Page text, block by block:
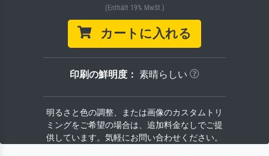
(Enthält 19% MwSt.)
カートに入れる
印刷の鮮明度： 素晴らしい
明るさと色の調整、または画像のカスタムトリ
ミングをご希望の場合は、追加料金なしでご提
供しています。気軽にお問い合わせください。